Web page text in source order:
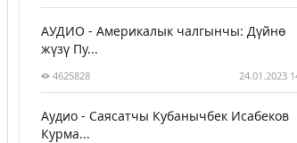
АУДИО - Америкалык чалгынчы: Дүйнө
жүзү Пу...
4625828 24.01.2023
Аудио - Саясатчы Кубанычбек Исабеков
Курма...